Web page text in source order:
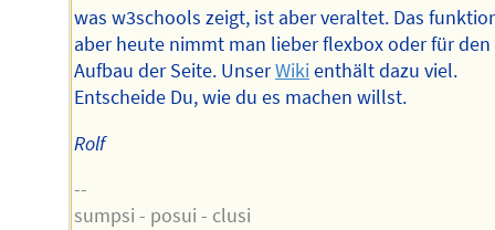
was w3schools zeigt, ist aber veraltet. Das
aber heute nimmt man lieber flexbox oder für den
Aufbau der Seite. UnserWikienthält dazu viel.
Entscheide Du, wie du es machen willst.
Rolf
--
sumpsi - posui - clusi